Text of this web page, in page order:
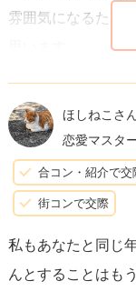
雰囲気になるため
め、減点式になっ
良い面を見てあげ
た部分も見えて恋
応援しています。
ほしねこさ
恋愛マスタ
合コン・紹介で交
街コンで交際
私もあなたと同じ
んとすることはも